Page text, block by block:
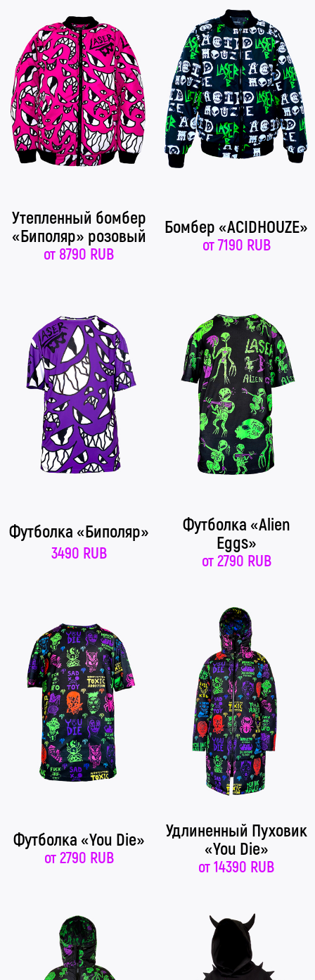
Утепленный бомбер
«Биполяр» розовый
от 8790 RUB
Бомбер «ACIDHOUZE»
от7190 RUB
Футболка «Биполяр»
3490 RUB
Футболка «Alien
Eggs»
от2790 RUB
Футболка «You Die»
от2790 RUB
Удлиненный Пуховик
«You Die»
от14390 RUB